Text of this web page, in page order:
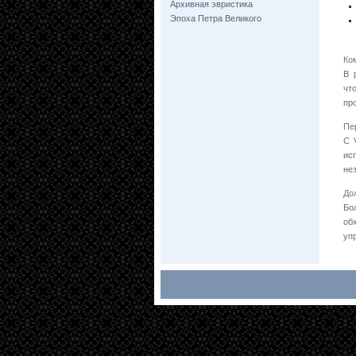
Архивная эвристика
Эпоха Петра Великого
В
С